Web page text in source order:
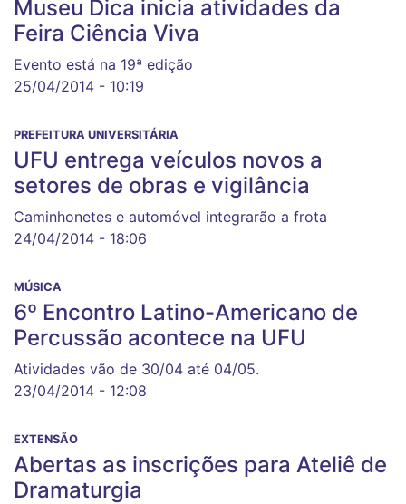
Museu Dica inicia atividades da
Feira Ciência Viva
Evento está na 19ª edição
25/04/2014 - 10:19
PREFEITURA UNIVERSITÁRIA
UFU entrega veículos novos a
setores de obras e vigilância
Caminhonetes e automóvel integrarão a frota
24/04/2014 - 18:06
MÚSICA
6º Encontro Latino-Americano de
Percussão acontece na UFU
Atividades vão de 30/04 até 04/05.
23/04/2014 - 12:08
EXTENSÃO
Abertas as inscrições para Ateliê de
Dramaturgia